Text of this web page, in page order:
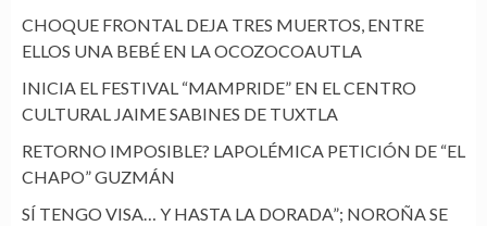
CHOQUE FRONTAL DEJA TRES MUERTOS, ENTRE
ELLOS UNA BEBÉ EN LA OCOZOCOAUTLA
INICIA EL FESTIVAL “MAMPRIDE” EN EL CENTRO
CULTURAL JAIME SABINES DE TUXTLA
RETORNO IMPOSIBLE? LAPOLÉMICA PETICIÓN DE “EL
CHAPO” GUZMÁN
SÍ TENGO VISA… Y HASTA LA DORADA”; NOROÑA SE